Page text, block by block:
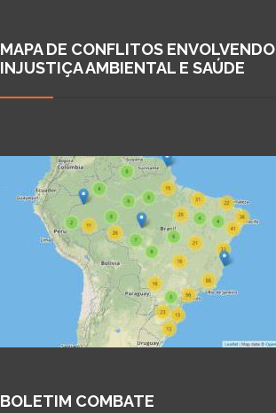
MAPA DE CONFLITOS ENVOLVENDO
INJUSTIÇA AMBIENTAL E SAÚDE
BOLETIM COMBATE